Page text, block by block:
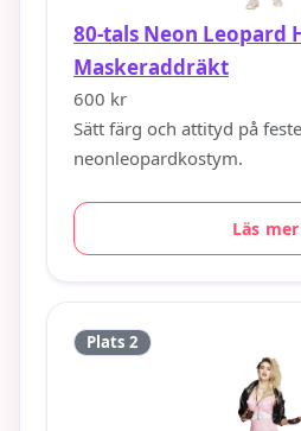
80-tals Neon Leopard
Maskeraddräkt
600 kr
Sätt färg och attityd på
neonleopardkostym.
Läs mer
Plats 2